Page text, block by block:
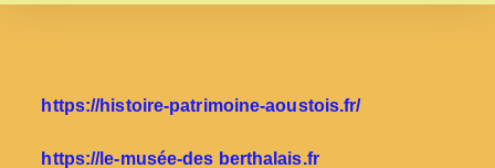
https://histoire-patrimoine-aoustois.fr/
https://le-musée-des berthalais.fr